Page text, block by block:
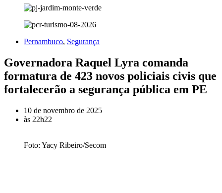
Pernambuco, Segurança
Governadora Raquel Lyra comanda
formatura de 423 novos policiais civis que
fortalecerão a segurança pública em PE
10 de novembro de 2025
às 22h22
Foto: Yacy Ribeiro/Secom